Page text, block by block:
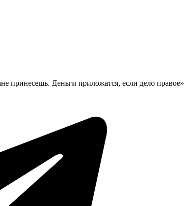
принесешь. Деньги приложатся, если дело правое»